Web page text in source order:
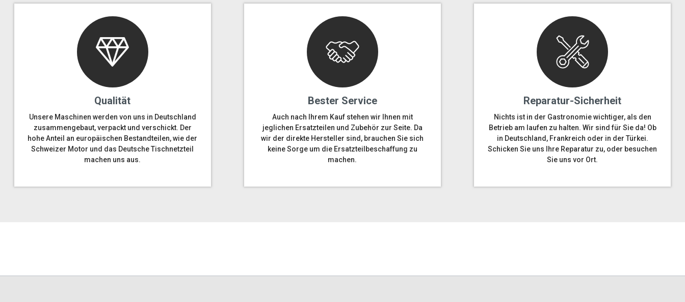
Qualität
Unsere Maschinen werden von uns in Deutschland
zusammengebaut, verpackt und verschickt. Der
hohe Anteil an europäischen Bestandteilen, wie der
Schweizer Motor und das Deutsche Tischnetzteil
machen uns aus.
Bester Service
Auch nach Ihrem Kauf stehen wir Ihnen mit
jeglichen Ersatzteilen und Zubehör zur Seite. Da
wir der direkte Hersteller sind, brauchen Sie sich
keine Sorge um die Ersatzteilbeschaffung zu
machen.
Reparatur-Sicherheit
Nichts ist in der Gastronomie wichtiger, als den
Betrieb am laufen zu halten. Wir sind für Sie da! Ob
in Deutschland, Frankreich oder in der Türkei.
Schicken Sie uns Ihre Reparatur zu, oder besuchen
Sie uns vor Ort.